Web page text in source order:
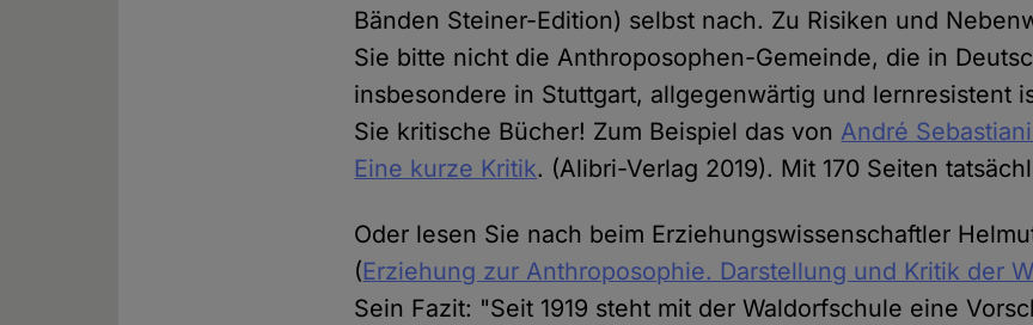
Bänden Steiner-Edition) selbst nach. Zu Risiken und
Sie bitte nicht die Anthroposophen-Gemeinde, die in
insbesondere in Stuttgart, allgegenwärtig und lernresistent
Sie kritische Bücher! Zum Beispiel das vonAndré
Eine kurze Kritik. (Alibri-Verlag 2019). Mit 170 Seiten
Oder lesen Sie nach beim Erziehungswissenschaftler
(Erziehung zur Anthroposophie. Darstellung und Kritik der
Sein Fazit: "Seit 1919 steht mit der Waldorfschule eine